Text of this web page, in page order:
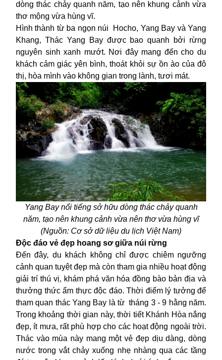
dòng thác chảy quanh năm, tạo nên khung cảnh vừa
thơ mộng vừa hùng vĩ.
Hình thành từ ba ngọn núi Hocho, Yang Bay và Yang
Khang, Thác Yang Bay được bao quanh bởi rừng
nguyên sinh xanh mướt. Nơi đây mang đến cho du
khách cảm giác yên bình, thoát khỏi sự ồn ào của đô
thị, hòa mình vào không gian trong lành, tươi mát.
Yang Baynổi tiếng sở hữu dòng thác chảy quanh
năm, tạo nên khung cảnh vừa nên thơ vừa hùng vĩ
(Nguồn: Cơ sở dữ liệu du lịch Việt Nam)
Độc đáo vẻ đẹp hoang sơ giữa núi rừng
Đến đây, du khách không chỉ được chiêm ngưỡng
cảnh quan tuyệt đẹp mà còn tham gia nhiều hoạt động
giải trí thú vị, khám phá văn hóa đồng bào bản địa và
thưởng thức ẩm thực độc đáo. Thời điểm lý tưởng để
tham quan thác Yang Bay là từ tháng 3 - 9 hằng năm.
Trong khoảng thời gian này, thời tiết Khánh Hòa nắng
đẹp, ít mưa, rất phù hợp cho các hoạt động ngoài trời.
Thác vào mùa này mang một vẻ đẹp dịu dàng, dòng
nước trong vắt chảy xuống nhẹ nhàng qua các tầng